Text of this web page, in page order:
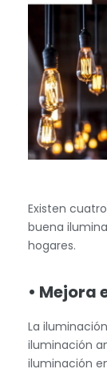
Existen
buena
hogares.
• Mejora
La
iluminación
iluminación